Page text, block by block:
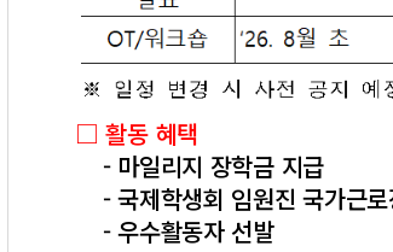
□ 활동 혜택
- 마일리지 장학금 지급
- 국제학생회 임원진 국가근
- 우수활동자 선발